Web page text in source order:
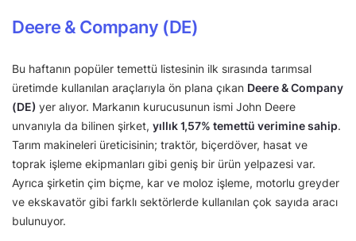
Deere & Company (DE)
Bu haftanın popüler temettü listesinin ilk sırasında tarımsal
üretimde kullanılan araçlarıyla ön plana çıkan Deere & Company
(DE) yer alıyor. Markanın kurucusunun ismi John Deere
unvanıyla da bilinen şirket, yıllık 1,57% temettü verimine sahip.
Tarım makineleri üreticisinin; traktör, biçerdöver, hasat ve
toprak işleme ekipmanları gibi geniş bir ürün yelpazesi var.
Ayrıca şirketin çim biçme, kar ve moloz işleme, motorlu greyder
ve ekskavatör gibi farklı sektörlerde kullanılan çok sayıda aracı
bulunuyor.